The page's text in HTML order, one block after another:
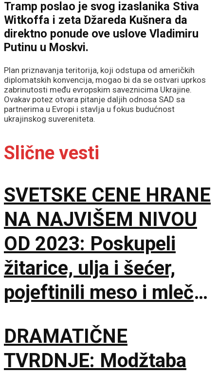
Tramp poslao je svog izaslanika Stiva
Witkoffa i zeta Džareda Kušnera da
direktno ponude ove uslove Vladimiru
Putinu u Moskvi.
Plan priznavanja teritorija, koji odstupa od američkih
diplomatskih konvencija, mogao bi da se ostvari uprkos
zabrinutosti među evropskim saveznicima Ukrajine.
Ovakav potez otvara pitanje daljih odnosa SAD sa
partnerima u Evropi i stavlja u fokus budućnost
ukrajinskog suvereniteta.
Slične vesti
SVETSKE CENE HRANE
NA NAJVIŠEM NIVOU
OD 2023: Poskupeli
žitarice, ulja i šećer,
pojeftinili meso i mlečni
DRAMATIČNE
TVRDNJE: Modžtaba